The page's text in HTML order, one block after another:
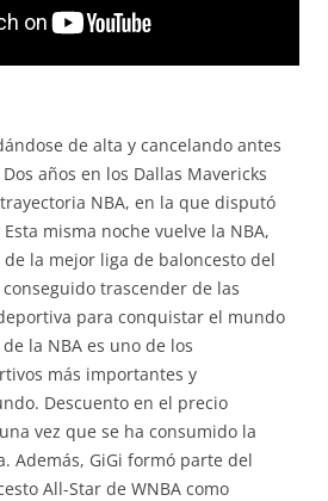
de alta y cancelando antes
años en los Dallas Mavericks
NBA, en la que disputó
misma noche vuelve la NBA,
la mejor liga de baloncesto del
trascender de las
para conquistar el mundo
la NBA es uno de los
más importantes y
Descuento en el precio
vez que se ha consumido la
Además, GiGi formó parte del
All-Star de WNBA como